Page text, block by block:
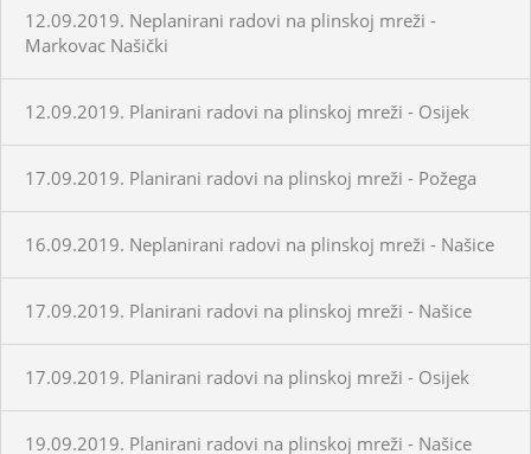
12.09.2019. Neplanirani radovi na plinskoj mreži -
Markovac Našički
12.09.2019. Planirani radovi na plinskoj mreži - Osijek
17.09.2019. Planirani radovi na plinskoj mreži - Požega
16.09.2019. Neplanirani radovi na plinskoj mreži - Našice
17.09.2019. Planirani radovi na plinskoj mreži - Našice
17.09.2019. Planirani radovi na plinskoj mreži - Osijek
19.09.2019. Planirani radovi na plinskoj mreži - Našice